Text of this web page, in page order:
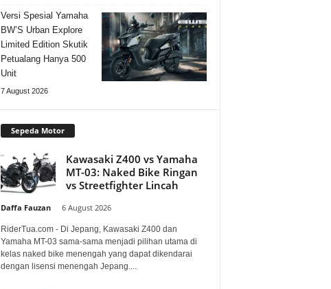
Versi Spesial Yamaha
BW’S Urban Explore
Limited Edition Skutik
Petualang Hanya 500
Unit
7 August 2026
Sepeda Motor
Kawasaki Z400 vs Yamaha
MT-03: Naked Bike Ringan
vs Streetfighter Lincah
Daffa Fauzan 6 August 2026
RiderTua.com - Di Jepang, Kawasaki Z400 dan
Yamaha MT-03 sama-sama menjadi pilihan utama di
kelas naked bike menengah yang dapat dikendarai
dengan lisensi menengah Jepang....